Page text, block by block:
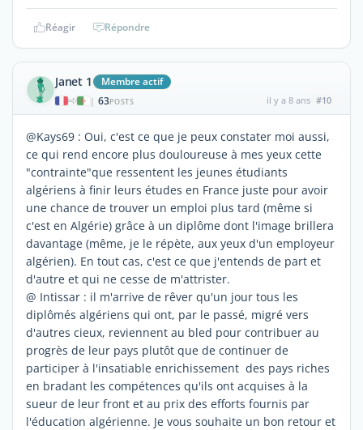
Réagir Répondre
Janet 1 Membre actif
| 63POSTS il y a 8 ans #10
@Kays69 : Oui, c'est ce que je peux constater moi aussi,
ce qui rend encore plus douloureuse à mes yeux cette
"contrainte"que ressentent les jeunes étudiants
algériens à finir leurs études en France juste pour avoir
une chance de trouver un emploi plus tard (même si
c'est en Algérie) grâce à un diplôme dont l'image brillera
davantage (même, je le répète, aux yeux d'un employeur
algérien). En tout cas, c'est ce que j'entends de part et
d'autre et qui ne cesse de m'attrister.
@ Intissar : il m'arrive de rêver qu'un jour tous les
diplômés algériens qui ont, par le passé, migré vers
d'autres cieux, reviennent au bled pour contribuer au
progrès de leur pays plutôt que de continuer de
participer à l'insatiable enrichissement des pays riches
en bradant les compétences qu'ils ont acquises à la
sueur de leur front et au prix des efforts fournis par
l'éducation algérienne. Je vous souhaite un bon retour et